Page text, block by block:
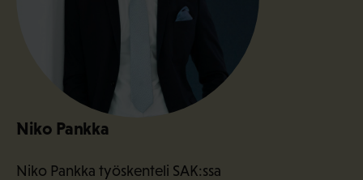
Niko Pankka
Niko Pankka työskenteli SAK:ssa